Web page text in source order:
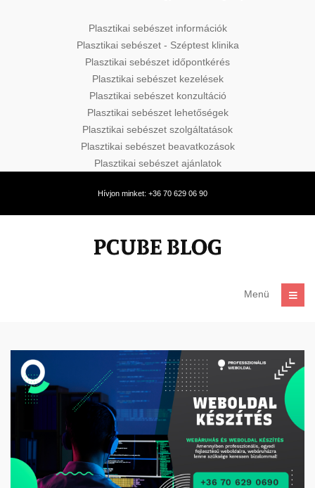
Plasztikai sebészet információk
Plasztikai sebészet - Széptest klinika
Plasztikai sebészet időpontkérés
Plasztikai sebészet kezelések
Plasztikai sebészet konzultáció
Plasztikai sebészet lehetőségek
Plasztikai sebészet szolgáltatások
Plasztikai sebészet beavatkozások
Plasztikai sebészet ajánlatok
Hívjon minket: +36 70 629 06 90
Menü